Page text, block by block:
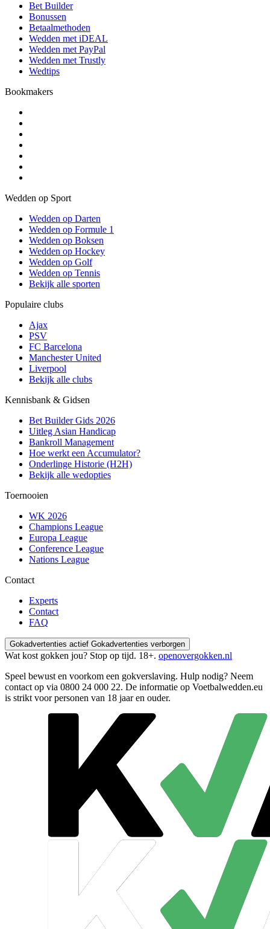
Bet Builder
Bonussen
Betaalmethoden
Wedden met iDEAL
Wedden met PayPal
Wedden met Trustly
Wedtips
Bookmakers
Wedden op Sport
Wedden op Darten
Wedden op Formule 1
Wedden op Boksen
Wedden op Hockey
Wedden op Golf
Wedden op Tennis
Bekijk alle sporten
Populaire clubs
Ajax
PSV
FC Barcelona
Manchester United
Liverpool
Bekijk alle clubs
Kennisbank & Gidsen
Bet Builder Gids 2026
Uitleg Asian Handicap
Bankroll Management
Hoe werkt een Accumulator?
Onderlinge Historie (H2H)
Bekijk alle wedopties
Toernooien
WK 2026
Champions League
Europa League
Conference League
Nations League
Contact
Experts
Contact
FAQ
Gokadvertenties actief Gokadvertenties verborgen
Wat kost gokken jou? Stop op tijd. 18+. openovergokken.nl
Speel bewust en voorkom een gokverslaving. Hulp nodig? Neem
contact op via 0800 24 000 22. De informatie op Voetbalwedden.eu
is strikt voor personen van 18 jaar en ouder.